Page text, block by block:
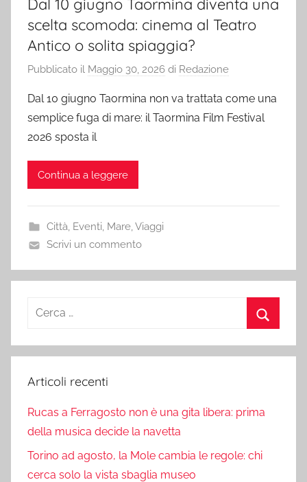
Dal 10 giugno Taormina diventa una
scelta scomoda: cinema al Teatro
Antico o solita spiaggia?
Pubblicato il Maggio 30, 2026 di Redazione
Dal 10 giugno Taormina non va trattata come una
semplice fuga di mare: il Taormina Film Festival
2026 sposta il
Continua a leggere
Città, Eventi, Mare,Viaggi
Scrivi un commento
Ricerca
Articoli recenti
Rucas a Ferragosto non è una gita libera: prima
della musica decide la navetta
Torino ad agosto, la Mole cambia le regole: chi
cerca solo la vista sbaglia museo